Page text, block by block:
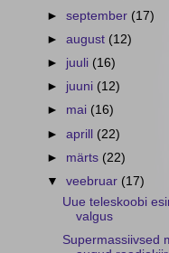
►september (17)
►august (12)
► juuli (16)
► juuni (12)
► mai (16)
►aprill (22)
► märts (22)
▼veebruar (17)
Uue teleskoobi
valgus
Supermassiivsed